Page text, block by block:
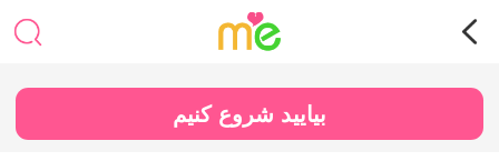
بیایید شروع کنیم